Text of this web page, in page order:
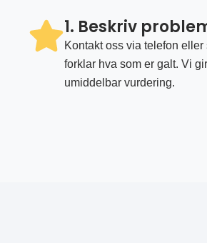
1. Beskriv
Kontakt oss via telefon eller
forklar hva som er galt. Vi
umiddelbar vurdering.